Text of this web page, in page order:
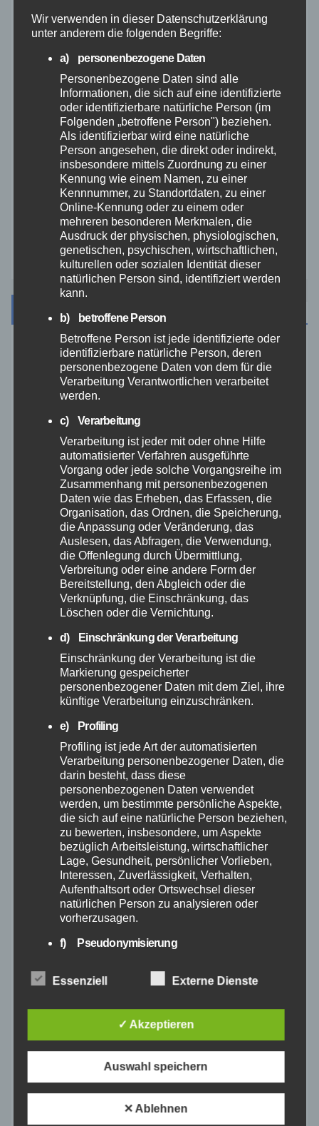
Rettungsdienst
Rhein-Lahn
Veranstaltungen
Westerwald
August 2026
Juli 2026
Juni 2026
Mai 2026
April 2026
März 2026
Februar 2026
Januar 2026
Dezember 2025
November 2025
Oktober 2025
September 2025
August 2025
Juli 2025
Juni 2025
Mai 2025
Wir verwenden in dieser Datenschutzerklärung
unter anderem die folgenden Begriffe:
a) personenbezogene Daten
Personenbezogene Daten sind alle
Informationen, die sich auf eine identifizierte
oder identifizierbare natürliche Person (im
Folgenden „betroffene Person") beziehen.
Als identifizierbar wird eine natürliche
Person angesehen, die direkt oder indirekt,
insbesondere mittels Zuordnung zu einer
Kennung wie einem Namen, zu einer
Kennnummer, zu Standortdaten, zu einer
Online-Kennung oder zu einem oder
mehreren besonderen Merkmalen, die
Ausdruck der physischen, physiologischen,
genetischen, psychischen, wirtschaftlichen,
kulturellen oder sozialen Identität dieser
natürlichen Person sind, identifiziert werden
kann.
b) betroffene Person
Betroffene Person ist jede identifizierte oder
identifizierbare natürliche Person, deren
personenbezogene Daten von dem für die
Verarbeitung Verantwortlichen verarbeitet
werden.
c) Verarbeitung
Verarbeitung ist jeder mit oder ohne Hilfe
automatisierter Verfahren ausgeführte
Vorgang oder jede solche Vorgangsreihe im
Zusammenhang mit personenbezogenen
Daten wie das Erheben, das Erfassen, die
Organisation, das Ordnen, die Speicherung,
die Anpassung oder Veränderung, das
Auslesen, das Abfragen, die Verwendung,
die Offenlegung durch Übermittlung,
Verbreitung oder eine andere Form der
Bereitstellung, den Abgleich oder die
Verknüpfung, die Einschränkung, das
Löschen oder die Vernichtung.
d) Einschränkung der Verarbeitung
Einschränkung der Verarbeitung ist die
Markierung gespeicherter
personenbezogener Daten mit dem Ziel, ihre
künftige Verarbeitung einzuschränken.
e) Profiling
Profiling ist jede Art der automatisierten
Verarbeitung personenbezogener Daten, die
darin besteht, dass diese
personenbezogenen Daten verwendet
werden, um bestimmte persönliche Aspekte,
die sich auf eine natürliche Person beziehen,
zu bewerten, insbesondere, um Aspekte
bezüglich Arbeitsleistung, wirtschaftlicher
Lage, Gesundheit, persönlicher Vorlieben,
Interessen, Zuverlässigkeit, Verhalten,
Aufenthaltsort oder Ortswechsel dieser
natürlichen Person zu analysieren oder
vorherzusagen.
f) Pseudonymisierung
personenbezogener Daten in einer Weise,
ohne Hinzuziehung zusätzlicher
Informationen nicht mehr einer spezifischen
betroffenen Person zugeordnet werden
können, sofern diese zusätzlichen
Informationen gesondert aufbewahrt werden
Maßnahmen unterliegen, die gewährleisten,
dass die personenbezogenen Daten nicht
Essenziell Externe Dienste
✓ Akzeptieren
Auswahl speichern
✕ Ablehnen